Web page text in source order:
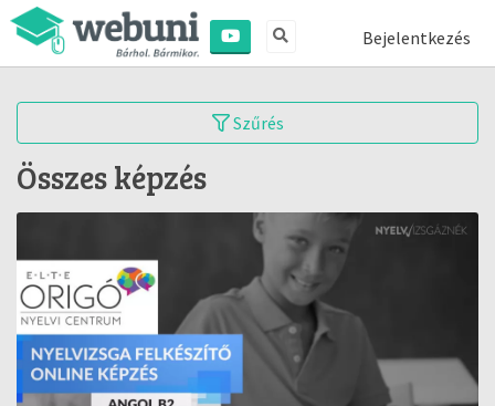
Bejelentkezés
Szűrés
Összes képzés